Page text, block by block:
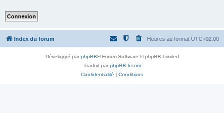
Index du forum Heures au format UTC+02:00
Développé parphpBB® Forum Software © phpBB Limited
Traduit parphpBB-fr.com
Confidentialité | Conditions